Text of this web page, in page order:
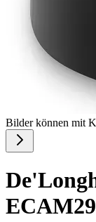
Bilder können mit